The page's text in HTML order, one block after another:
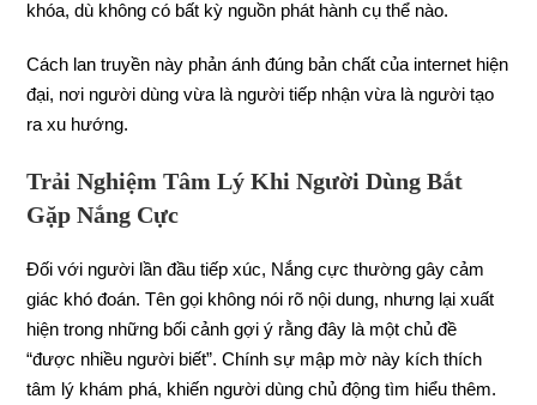
khóa, dù không có bất kỳ nguồn phát hành cụ thể nào.
Cách lan truyền này phản ánh đúng bản chất của internet hiện
đại, nơi người dùng vừa là người tiếp nhận vừa là người tạo
ra xu hướng.
Trải Nghiệm Tâm Lý Khi Người Dùng Bắt
Gặp Nắng Cực
Đối với người lần đầu tiếp xúc, Nắng cực thường gây cảm
giác khó đoán. Tên gọi không nói rõ nội dung, nhưng lại xuất
hiện trong những bối cảnh gợi ý rằng đây là một chủ đề
“được nhiều người biết”. Chính sự mập mờ này kích thích
tâm lý khám phá, khiến người dùng chủ động tìm hiểu thêm.